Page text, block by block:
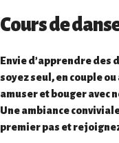
Cours de
Envie d’apprendre des
soyezseul, en couple ou
amuser et bouger avec
Une ambiance
premier pas et